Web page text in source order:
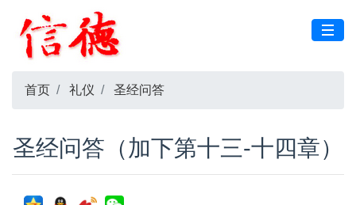
首页 礼仪 圣经问答
圣经问答（加下第十三-十四章）